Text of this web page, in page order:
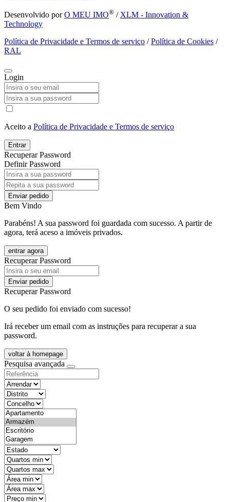
Desenvolvido porO MEU IMO® / XLM - Innovation &
Technology
Política de Privacidade e Termos de serviço /Política de Cookies /
RAL
Login
Aceito a Política de Privacidade e Termos de serviço
Entrar
Recuperar Password
Definir Password
Enviar pedido
Bem Vindo
Parabéns! A sua password foi guardada com sucesso. A partir de
agora, terá aceso a imóveis privados.
entrar agora
Recuperar Password
Enviar pedido
Recuperar Password
O seu pedido foi enviado com sucesso!
Irá receber um email com as instruções para recuperar a sua
password.
voltar à homepage
Pesquisa avançada
objective
districtId
countyId
types
state
mintypo
maxtypo
minarea
maxarea
minprice